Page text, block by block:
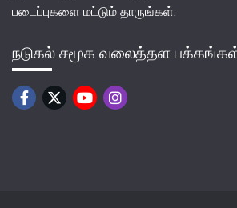
படைப்புகளை மட்டும் தாருங்கள்.
நடுகல் சமூக வலைத்தள